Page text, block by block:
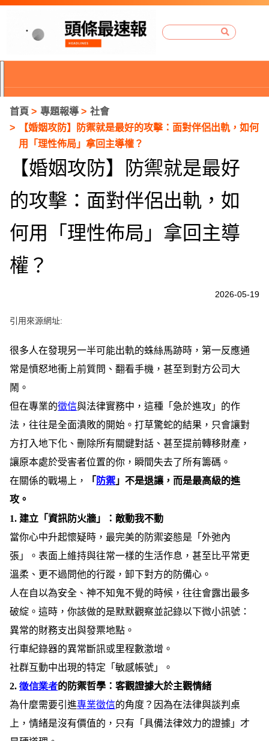
首頁 專題報導
社會
【婚姻攻防】防禦就是最好的攻擊：面對伴侶出軌，如何
用「理性佈局」拿回主導權？
【婚姻攻防】防禦就是最好
的攻擊：面對伴侶出軌，如
何用「理性佈局」拿回主導
權？
2026-05-19
引用來源網址:
很多人在發現另一半可能出軌的蛛絲馬跡時，第一反應通
常是憤怒地衝上前質問、翻看手機，甚至到對方公司大
鬧。
但在專業的徵信與法律實務中，這種「急於進攻」的作
法，往往是全面潰敗的開始。打草驚蛇的結果，只會讓對
方打入地下化、刪除所有關鍵對話、甚至提前轉移財產，
讓原本處於受害者位置的你，瞬間失去了所有籌碼。
在關係的戰場上，
「防禦 」不是退讓，而是最高級的進
攻。
1. 建立「資訊防火牆」：敵動我不動
當你心中升起懷疑時，最完美的防禦姿態是「外弛內
張」。表面上維持與往常一樣的生活作息，甚至比平常更
溫柔、更不過問他的行蹤，卸下對方的防備心。
人在自以為安全、神不知鬼不覺的時候，往往會露出最多
破綻。這時，你該做的是默默觀察並記錄以下微小訊號：
異常的財務支出與發票地點。
行車紀錄器的異常斷訊或里程數激增。
社群互動中出現的特定「敏感帳號」。
2.徵信業者的防禦哲學：客觀證據大於主觀情緒
為什麼需要引進專業徵信的角度？因為在法律與談判桌
上，情緒是沒有價值的，只有「具備法律效力的證據」才